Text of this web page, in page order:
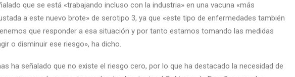
que se está «trabajando incluso con la industria» en una vacuna «más
a este nuevo brote» de serotipo 3, ya que «este tipo de enfermedades también
que responder a esa situación y por tanto estamos tomando las medidas
o disminuir ese riesgo», ha dicho.
ha señalado que no existe el riesgo cero, por lo que ha destacado la necesidad de